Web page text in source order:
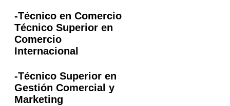
-Técnico en Comercio
Técnico Superior en
Comercio
Internacional
-Técnico Superior en
Gestión Comercial y
Marketing